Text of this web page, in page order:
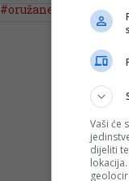
#oružane snage BiH
Vaši će
dijeliti